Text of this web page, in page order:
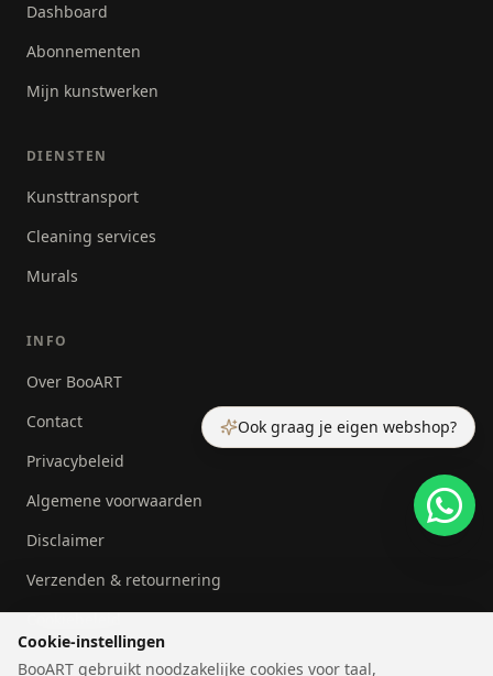
Ook graag je eigen webshop?
Dashboard
Abonnementen
Mijn kunstwerken
DIENSTEN
Kunsttransport
Cleaning services
Murals
INFO
Over BooART
Contact
Privacybeleid
Algemene voorwaarden
Disclaimer
Verzenden & retournering
Cookie-instellingen
BooART gebruikt noodzakelijke cookies voor taal,